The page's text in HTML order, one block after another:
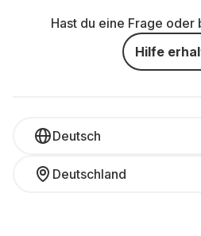
Hast du eine Frage oder
Hilfe
Deutsch
Deutschland